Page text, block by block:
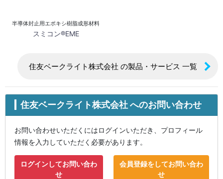
半導体封止用エポキシ樹脂成形材料
スミコン®EME
住友ベークライト株式会社 の製品・サービス 一覧
住友ベークライト株式会社 へのお問い合わせ
お問い合わせいただくにはログインいただき、プロフィール
情報を入力していただく必要があります。
ログインしてお問い合わ
せ
会員登録をしてお問い合わ
せ